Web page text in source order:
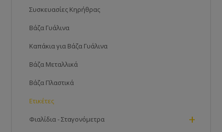
Συσκευασίες Κηρήθρας
Βάζα Γυάλινα
Καπάκια για Βάζα Γυάλινα
Βάζα Μεταλλικά
Βάζα Πλαστικά
Ετικέτες
Φιαλίδια - Σταγονόμετρα +